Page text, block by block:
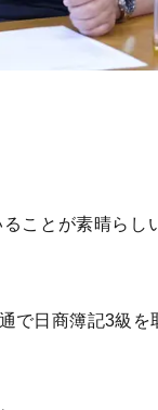
ことが素晴らし
で日商簿記3級を